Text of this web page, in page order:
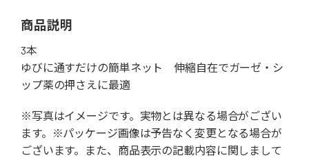
商品説明
3本
ゆびに通すだけの簡単ネット 伸縮自在でガーゼ・シ
ップ薬の押さえに最適
※写真はイメージです。実物とは異なる場合がござい
ます。※パッケージ画像は予告なく変更となる場合が
ございます。また、商品表示の記載内容に関しまして